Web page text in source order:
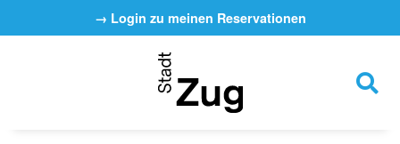
Navigation überspringen→ Login zu meinen Reservationen